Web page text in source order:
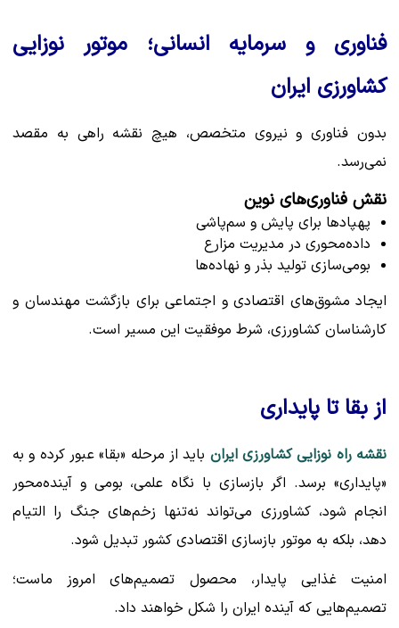
فناوری و سرمایه انسانی؛ موتور نوزایی
کشاورزی ایران
بدون فناوری و نیروی متخصص، هیچ نقشه راهی به مقصد
نمی‌رسد.
نقش فناوری‌های نوین
پهپادها برای پایش و سم‌پاشی
داده‌محوری در مدیریت مزارع
بومی‌سازی تولید بذر و نهاده‌ها
ایجاد مشوق‌های اقتصادی و اجتماعی برای بازگشت مهندسان و
کارشناسان کشاورزی، شرط موفقیت این مسیر است.
از بقا تا پایداری
نقشه راه نوزایی کشاورزی ایران باید از مرحله «بقا» عبور کرده و به
«پایداری» برسد. اگر بازسازی با نگاه علمی، بومی و آینده‌محور
انجام شود، کشاورزی می‌تواند نه‌تنها زخم‌های جنگ را التیام
دهد، بلکه به موتور بازسازی اقتصادی کشور تبدیل شود.
امنیت غذایی پایدار، محصول تصمیم‌های امروز ماست؛
تصمیم‌هایی که آینده ایران را شکل خواهند داد.